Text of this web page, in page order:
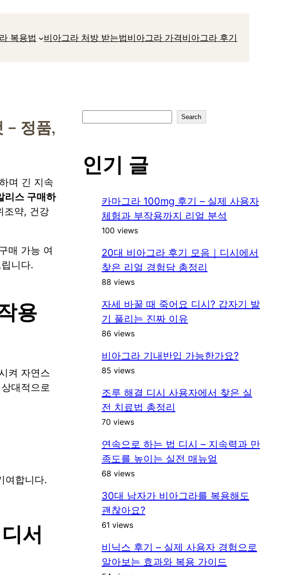
복용법 비아그라 처방 받는법비아그라 가격비아그라 후기
– 정품,
며 긴 지속
리스 구매하
조약, 건강
매 가능 여
니다.
용
켜 자연스
대적으로
여합니다.
서
r
c
Search
인기 글
카마그라 100mg 후기 – 실제 사용자
체험과 부작용까지 리얼 분석
100 views
20대 비아그라 후기 모음｜디시에서
찾은 리얼 경험담 총정리
88 views
자세 바꿀 때 죽어요 디시? 갑자기 발
기 풀리는 진짜 이유
86 views
비아그라 기내반입 가능한가요?
85 views
조루 해결 디시 사용자에서 찾은 실
전 치료법 총정리
70 views
연속으로 하는 법 디시 – 지속력과 만
족도를 높이는 실전 매뉴얼
68 views
30대 남자가 비아그라를 복용해도
괜찮아요?
61 views
비닉스 후기 – 실제 사용자 경험으로
알아보는 효과와 복용 가이드